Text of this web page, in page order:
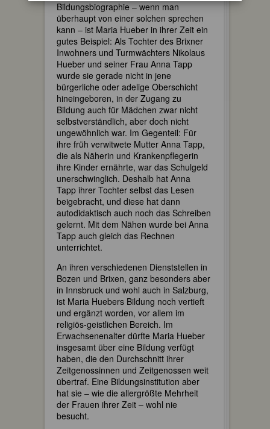
Bildungsbiographie – wenn man
überhaupt von einer solchen sprechen
kann – ist Maria Hueber in ihrer Zeit ein
gutes Beispiel: Als Tochter des Brixner
Inwohners und Turmwächters Nikolaus
Hueber und seiner Frau Anna Tapp
wurde sie gerade nicht in jene
bürgerliche oder adelige Oberschicht
hineingeboren, in der Zugang zu
Bildung auch für Mädchen zwar nicht
selbstverständlich, aber doch nicht
ungewöhnlich war. Im Gegenteil: Für
ihre früh verwitwete Mutter Anna Tapp,
die als Näherin und Krankenpflegerin
ihre Kinder ernährte, war das Schulgeld
unerschwinglich. Deshalb hat Anna
Tapp ihrer Tochter selbst das Lesen
beigebracht, und diese hat dann
autodidaktisch auch noch das Schreiben
gelernt. Mit dem Nähen wurde bei Anna
Tapp auch gleich das Rechnen
unterrichtet.
An ihren verschiedenen Dienststellen in
Bozen und Brixen, ganz besonders aber
in Innsbruck und wohl auch in Salzburg,
ist Maria Huebers Bildung noch vertieft
und ergänzt worden, vor allem im
religiös-geistlichen Bereich. Im
Erwachsenenalter dürfte Maria Hueber
insgesamt über eine Bildung verfügt
haben, die den Durchschnitt ihrer
Zeitgenossinnen und Zeitgenossen weit
übertraf. Eine Bildungsinstitution aber
hat sie – wie die allergrößte Mehrheit
der Frauen ihrer Zeit – wohl nie
besucht.